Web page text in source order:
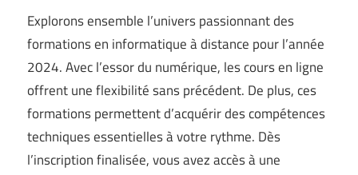
Explorons ensemble l’univers passionnant des
formations en informatique à distance pour l’année
2024. Avec l’essor du numérique, les cours en ligne
offrent une flexibilité sans précédent. De plus, ces
formations permettent d’acquérir des compétences
techniques essentielles à votre rythme. Dès
l’inscription finalisée, vous avez accès à une